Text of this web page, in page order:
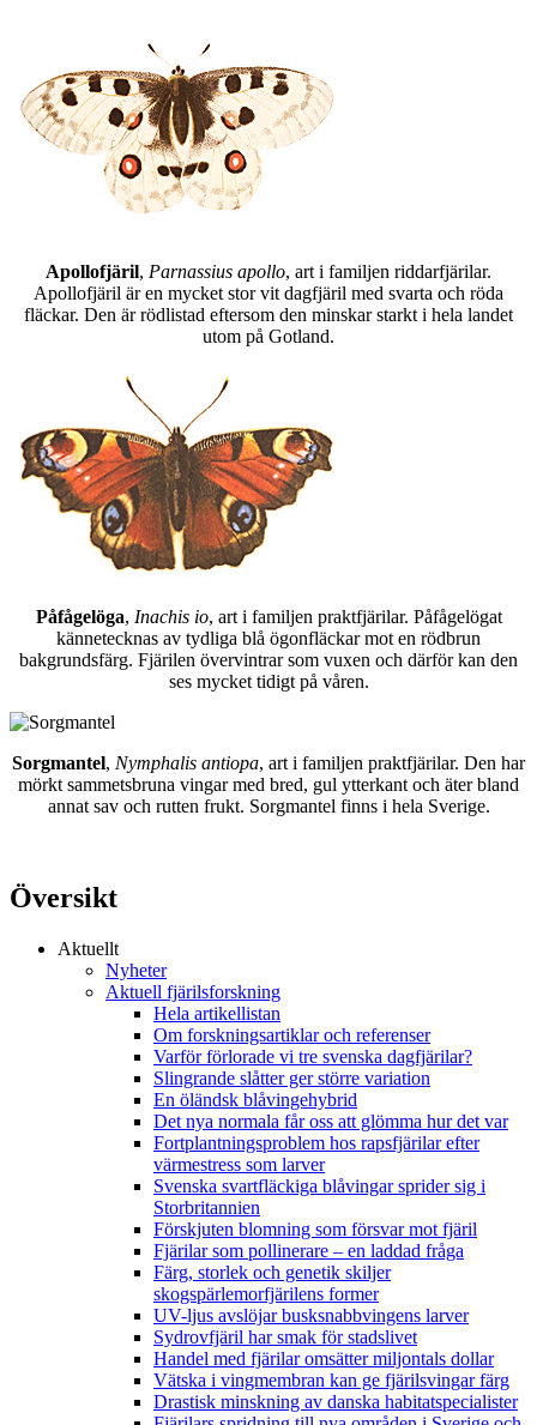
Apollofjäril, Parnassius apollo, art i familjen riddarfjärilar.
Apollofjäril är en mycket stor vit dagfjäril med svarta och röda
fläckar. Den är rödlistad eftersom den minskar starkt i hela landet
utom på Gotland.
Påfågelöga, Inachis io, art i familjen praktfjärilar. Påfågelögat
kännetecknas av tydliga blå ögonfläckar mot en rödbrun
bakgrundsfärg. Fjärilen övervintrar som vuxen och därför kan den
ses mycket tidigt på våren.
Sorgmantel, Nymphalis antiopa, art i familjen praktfjärilar. Den har
mörkt sammetsbruna vingar med bred, gul ytterkant och äter bland
annat sav och rutten frukt. Sorgmantel finns i hela Sverige.
Översikt
Aktuellt
Nyheter
Aktuell fjärilsforskning
Hela artikellistan
Om forskningsartiklar och referenser
Varför förlorade vi tre svenska dagfjärilar?
Slingrande slåtter ger större variation
En öländsk blåvingehybrid
Det nya normala får oss att glömma hur det var
Fortplantningsproblem hos rapsfjärilar efter
värmestress som larver
Svenska svartfläckiga blåvingar sprider sig i
Storbritannien
Förskjuten blomning som försvar mot fjäril
Fjärilar som pollinerare – en laddad fråga
Färg, storlek och genetik skiljer
skogspärlemorfjärilens former
UV-ljus avslöjar busksnabbvingens larver
Sydrovfjäril har smak för stadslivet
Handel med fjärilar omsätter miljontals dollar
Vätska i vingmembran kan ge fjärilsvingar färg
Drastisk minskning av danska habitatspecialister